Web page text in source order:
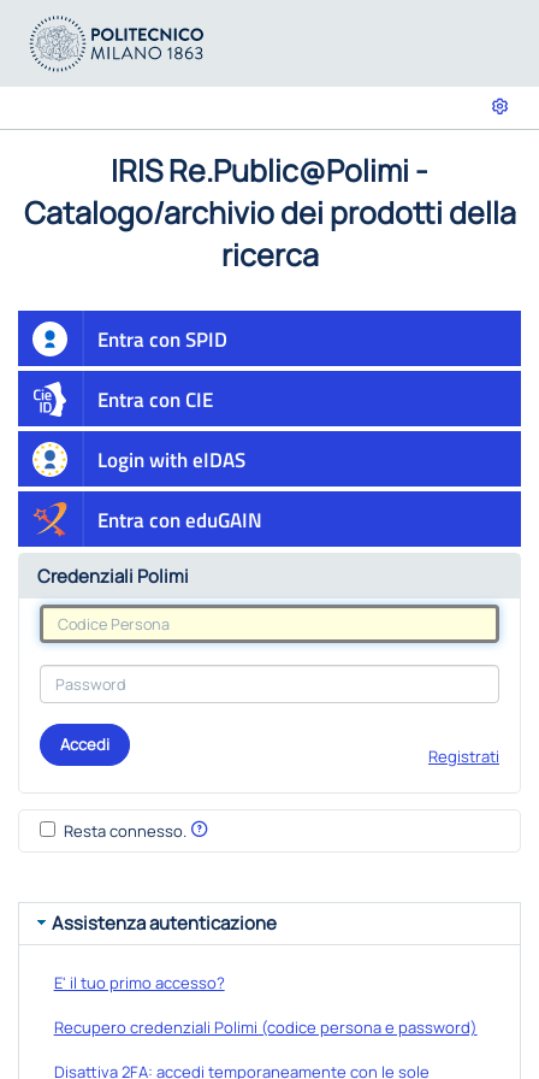
IRIS Re.Public@Polimi -
Catalogo/archivio dei prodotti della
ricerca
Entra con SPID
Entra con CIE
Login with eIDAS
Entra con eduGAIN
Credenziali Polimi
Accedi
Registrati
Resta connesso.
Assistenza autenticazione
E' il tuo primo accesso?
Recupero credenziali Polimi (codice persona e password)
Disattiva 2FA: accedi temporaneamente con le sole